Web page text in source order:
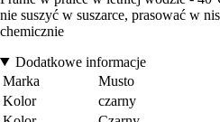
nie suszyć w suszarce, prasować w
chemicznie
Dodatkowe informacje
Marka
Musto
Kolor
czarny